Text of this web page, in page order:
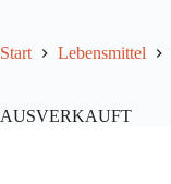
Start Lebensmittel
AUSVERKAUFT